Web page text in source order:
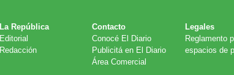
La República
Editorial
Redacción
Contacto
Conocé El Diario
Publicitá en El Diario
Área Comercial
Legales
Reglamento
espacios de